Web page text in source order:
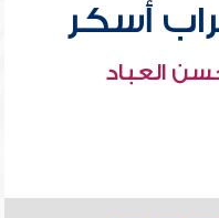
أسكر
العباد